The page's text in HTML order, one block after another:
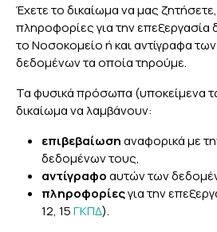
Έχετε το δικαίωμα να μας
πληροφορίες για την
το Νοσοκομείο ή και αντίγραφα
δεδομένων τα οποία τηρούμε.
Τα φυσικά πρόσωπα (υποκείμενα
δικαίωμα να λαμβάνουν:
επιβεβαίωσηαναφορικά με
δεδομένων τους,
αντίγραφοαυτών των
πληροφορίεςγια την
12, 15ΓΚΠΔ).